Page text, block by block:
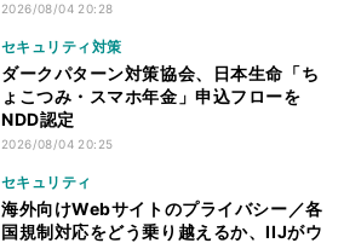
2026/08/04 20:28
セキュリティ対策
ダークパターン対策協会、日本生命「ち
ょこつみ・スマホ年金」申込フローを
NDD認定
2026/08/04 20:25
セキュリティ
海外向けWebサイトのプライバシー／各
国規制対応をどう乗り越えるか、IIJがウ